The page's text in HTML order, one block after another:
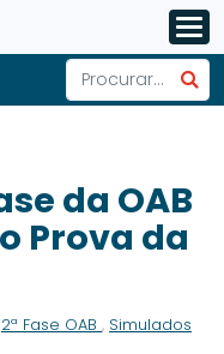
da OAB
Prova da
2ª Fase OAB , Simulados